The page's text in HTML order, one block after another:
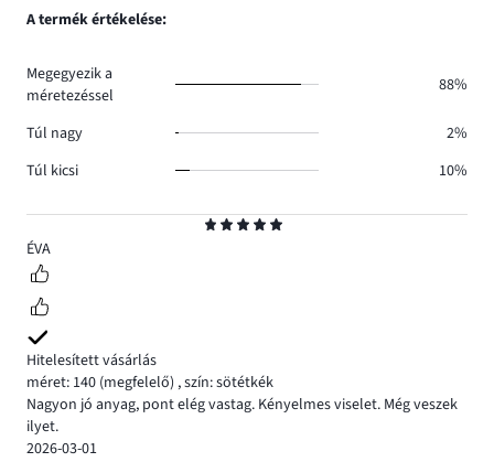
5
ÉVA
Hitelesített vásárlás
méret: 140 (megfelelő) ,szín: sötétkék
Nagyon jó anyag, pont elég vastag. Kényelmes viselet. Még veszek
ilyet.
2026-03-01
A termék értékelése:
Megegyezik a
méretezéssel
88%
Túl nagy
2%
Túl kicsi
10%